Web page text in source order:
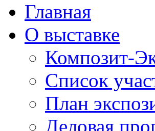
Главная
О выставке
Композит-
Список
План
Деловая